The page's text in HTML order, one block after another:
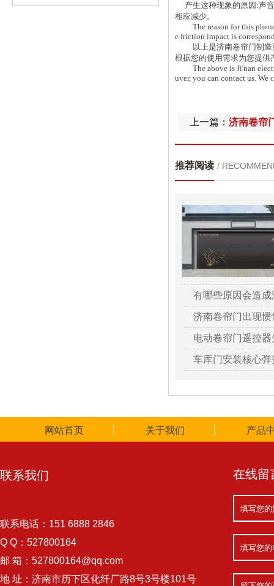
产生这种现象的原因:声音
相应减少。
The reason for this
e friction impact is
以上是济南卷帘门制造商
根据您的使用需求为您提供
The above is Ji'nan
uver, you can contact us.
上一篇： 济南卷帘
推荐阅读 /
有哪些原因会造
济南卷帘门出现
电动卷帘门遥控
车库门安装核心弹
网站首页 关于我们 产品
联系我们
联系电话：151 6888 2846
Q Q：527800164
邮 箱：527800164@qq.com
地 址：济南市历下区化纤厂路8号3号楼101号
在线留